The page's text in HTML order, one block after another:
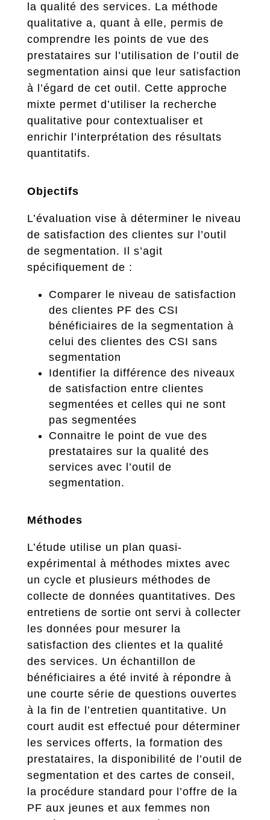
la qualité des services. La méthode
qualitative a, quant à elle, permis de
comprendre les points de vue des
prestataires sur l’utilisation de l’outil de
segmentation ainsi que leur satisfaction
à l’égard de cet outil. Cette approche
mixte permet d’utiliser la recherche
qualitative pour contextualiser et
enrichir l’interprétation des résultats
quantitatifs.
Objectifs
L’évaluation vise à déterminer le niveau
de satisfaction des clientes sur l’outil
de segmentation. Il s’agit
spécifiquement de :
Comparer le niveau de satisfaction
des clientes PF des CSI
bénéficiaires de la segmentation à
celui des clientes des CSI sans
segmentation
Identifier la différence des niveaux
de satisfaction entre clientes
segmentées et celles qui ne sont
pas segmentées
Connaitre le point de vue des
prestataires sur la qualité des
services avec l’outil de
segmentation.
Méthodes
L’étude utilise un plan quasi-
expérimental à méthodes mixtes avec
un cycle et plusieurs méthodes de
collecte de données quantitatives. Des
entretiens de sortie ont servi à collecter
les données pour mesurer la
satisfaction des clientes et la qualité
des services. Un échantillon de
bénéficiaires a été invité à répondre à
une courte série de questions ouvertes
à la fin de l’entretien quantitative. Un
court audit est effectué pour déterminer
les services offerts, la formation des
prestataires, la disponibilité de l’outil de
segmentation et des cartes de conseil,
la procédure standard pour l’offre de la
PF aux jeunes et aux femmes non